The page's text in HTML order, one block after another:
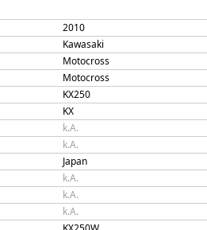
2010
Kawasaki
Motocross
Motocross
KX250
KX
k.A.
k.A.
Japan
k.A.
k.A.
k.A.